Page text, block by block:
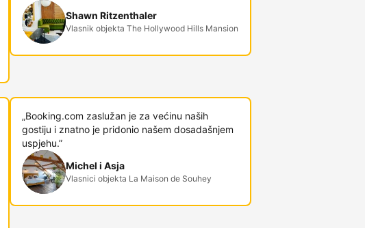
Shawn Ritzenthaler
Vlasnik objekta The Hollywood Hills Mansion
„Booking.com zaslužan je za većinu naših
gostiju i znatno je pridonio našem dosadašnjem
uspjehu.”
Michel i Asja
Vlasnici objekta La Maison de Souhey